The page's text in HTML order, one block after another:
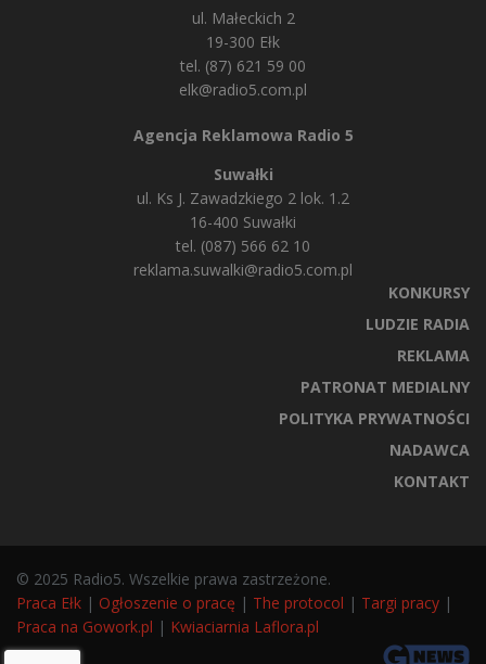
ul. Małeckich 2
19-300 Ełk
tel. (87) 621 59 00
elk@radio5.com.pl
Agencja Reklamowa Radio 5
Suwałki
ul. Ks J. Zawadzkiego 2 lok. 1.2
16-400 Suwałki
tel. (087) 566 62 10
reklama.suwalki@radio5.com.pl
KONKURSY
LUDZIE RADIA
REKLAMA
PATRONAT MEDIALNY
POLITYKA PRYWATNOŚCI
NADAWCA
KONTAKT
© 2025 Radio5. Wszelkie prawa zastrzeżone.
Praca Ełk | Ogłoszenie o pracę | The protocol | Targi pracy |
Praca na Gowork.pl | Kwiaciarnia Laflora.pl